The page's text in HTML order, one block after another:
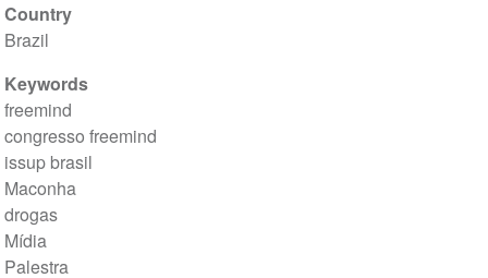
Country
Brazil
Keywords
freemind
congresso freemind
issup brasil
Maconha
drogas
Mídia
Palestra